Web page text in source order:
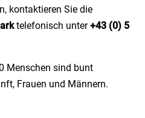
kontaktieren Sie die
telefonisch unter+43 (0) 5
Menschen sind bunt
Frauen und Männern.